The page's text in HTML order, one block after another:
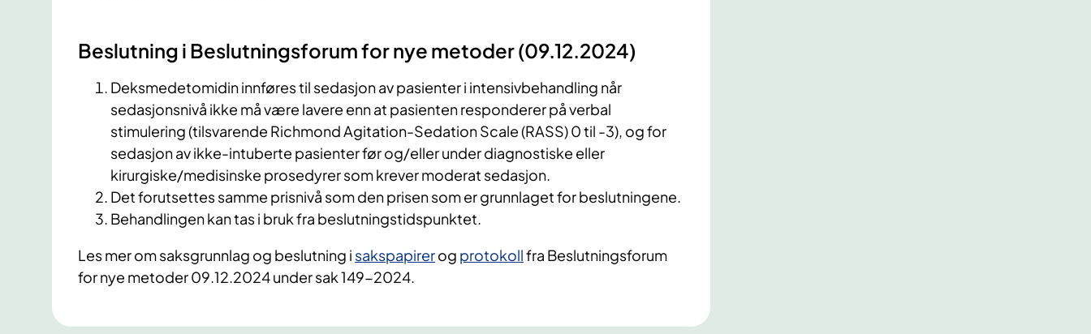
Beslutning i Beslutningsforum for nye metoder (09.12.2024)
Deksmedetomidin innføres til sedasjon av pasienter i intensivbehandling når
sedasjonsnivå ikke må være lavere enn at pasienten responderer på verbal
stimulering (tilsvarende Richmond Agitation-Sedation Scale (RASS) 0 til -3), og for
sedasjon av ikke-intuberte pasienter før og/eller under diagnostiske eller
kirurgiske/medisinske prosedyrer som krever moderat sedasjon.
Det forutsettes samme prisnivå som den prisen som er grunnlaget for beslutningene.
Behandlingen kan tas i bruk fra beslutningstidspunktet.
Les mer om saksgrunnlag og beslutning i sakspapirerog protokollfra Beslutningsforum
for nye metoder 09.12.2024 under sak 149-2024.